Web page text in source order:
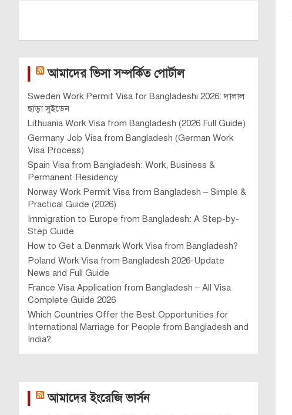
আমাদের ভিসা সম্পর্কিত পোর্টাল
Sweden Work Permit Visa for Bangladeshi 2026: দালাল
ছাড়া সুইডেন
Lithuania Work Visa from Bangladesh (2026 Full Guide)
Germany Job Visa from Bangladesh (German Work
Visa Process)
Spain Visa from Bangladesh: Work, Business &
Permanent Residency
Norway Work Permit Visa from Bangladesh – Simple &
Practical Guide (2026)
Immigration to Europe from Bangladesh: A Step-by-
Step Guide
How to Get a Denmark Work Visa from Bangladesh?
Poland Work Visa from Bangladesh 2026-Update
News and Full Guide
France Visa Application from Bangladesh – All Visa
Complete Guide 2026
Which Countries Offer the Best Opportunities for
International Marriage for People from Bangladesh and
India?
আমাদের ইংরেজি ভার্সন